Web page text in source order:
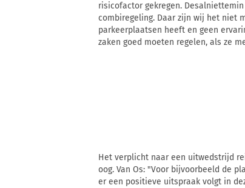
risicofactor gekregen.
combiregeling. Daar zijn wij het niet
parkeerplaatsen heeft en geen
zaken goed moeten regelen, als ze
Het verplicht naar een uitwedstrijd
oog. Van Os: "Voor bijvoorbeeld de
er een positieve uitspraak volgt in